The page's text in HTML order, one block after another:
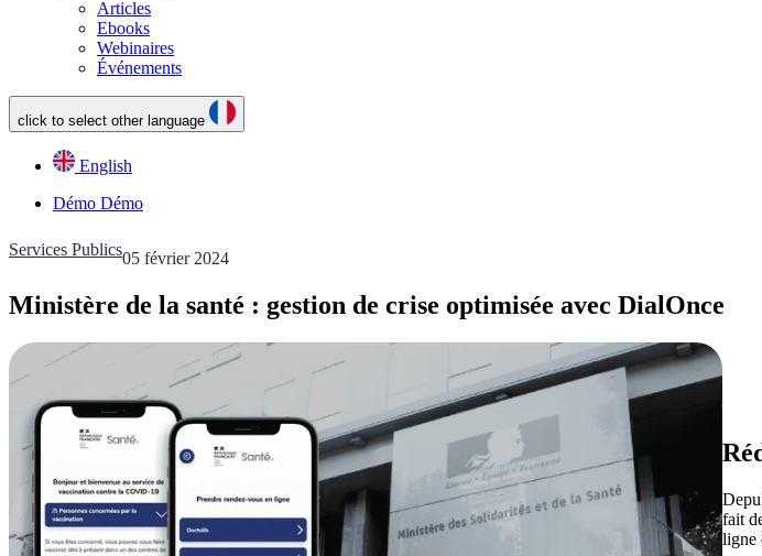
Articles
Ebooks
Webinaires
Événements
click to select other language
English
Démo Démo
Services Publics05 février 2024
Ministère de la santé : gestion de crise optimisée avec DialOnce
fait
ligne